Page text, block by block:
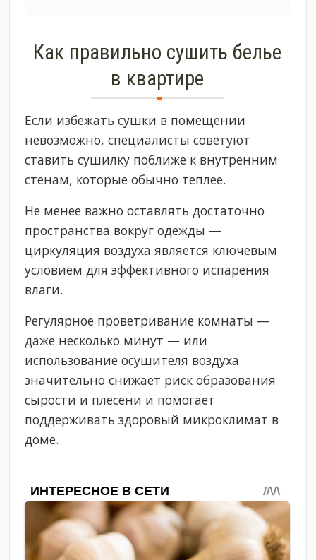
Как правильно сушить белье
в квартире
Если избежать сушки в помещении
невозможно, специалисты советуют
ставить сушилку поближе к внутренним
стенам, которые обычно теплее.
Не менее важно оставлять достаточно
пространства вокруг одежды —
циркуляция воздуха является ключевым
условием для эффективного испарения
влаги.
Регулярное проветривание комнаты —
даже несколько минут — или
использование осушителя воздуха
значительно снижает риск образования
сырости и плесени и помогает
поддерживать здоровый микроклимат в
доме.